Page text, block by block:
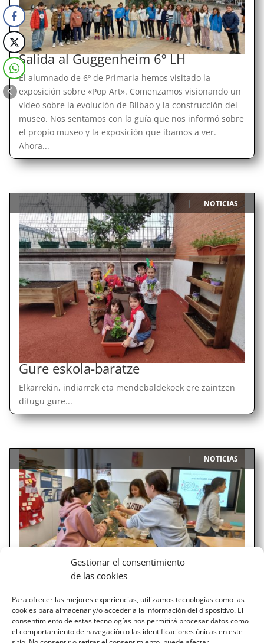
Gestionar el consentimiento
de las cookies
Para ofrecer las mejores experiencias, utilizamos tecnologías como las
cookies para almacenar y/o acceder a la información del dispositivo. El
consentimiento de estas tecnologías nos permitirá procesar datos como
el comportamiento de navegación o las identificaciones únicas en este
Salida al Guggenheim 6º LH
El alumnado de 6º de Primaria hemos visitado la
exposición sobre «Pop Art». Comenzamos visionando un
vídeo sobre la evolución de Bilbao y la construcción del
museo. Nos sentamos con la guía que nos informó sobre
el propio museo y la exposición que íbamos a ver.
Ahora...
Gure eskola-baratze
NOTICIAS
Elkarrekin, indiarrek eta mendebaldekoek ere zaintzen
ditugu gure...
INSPIRA STEAM 2024
NOTICIAS
El alumnado de 6º de primaria ha participado en el
programa INSPIRA STEAM, proyecto que busca el interés
hacia la ciencia y la tecnología entre la juventud,